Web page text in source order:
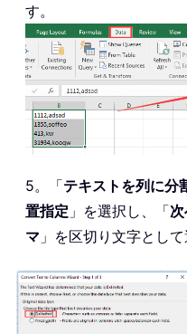
す。
5。「テキストを列に分
置指定 」を選択し、「
マ 」を区切り文字として